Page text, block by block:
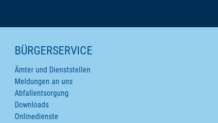
SEITENINHALTE
BÜRGERSERVICE
Ämter und Dienststellen
Meldungen an uns
Abfallentsorgung
Downloads
Onlinedienste